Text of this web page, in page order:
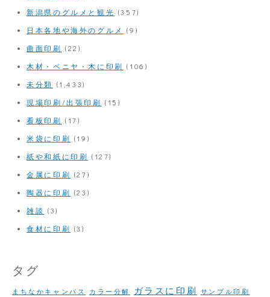
新潟県のグルメと観光 (357)
日本各地や海外のグルメ
(9)
曲面印刷 (22)
木材・ベニヤ・木に印刷 (106)
未分類 (1,433)
現場印刷/出張印刷 (15)
看板印刷 (17)
米袋に印刷 (19)
紙や和紙に印刷 (127)
金属に印刷 (27)
陶器に印刷 (23)
雑談 (3)
食材に印刷 (3)
タグ
まちなかキャンパス カラー分解 ガラスに印刷 サンプル印刷